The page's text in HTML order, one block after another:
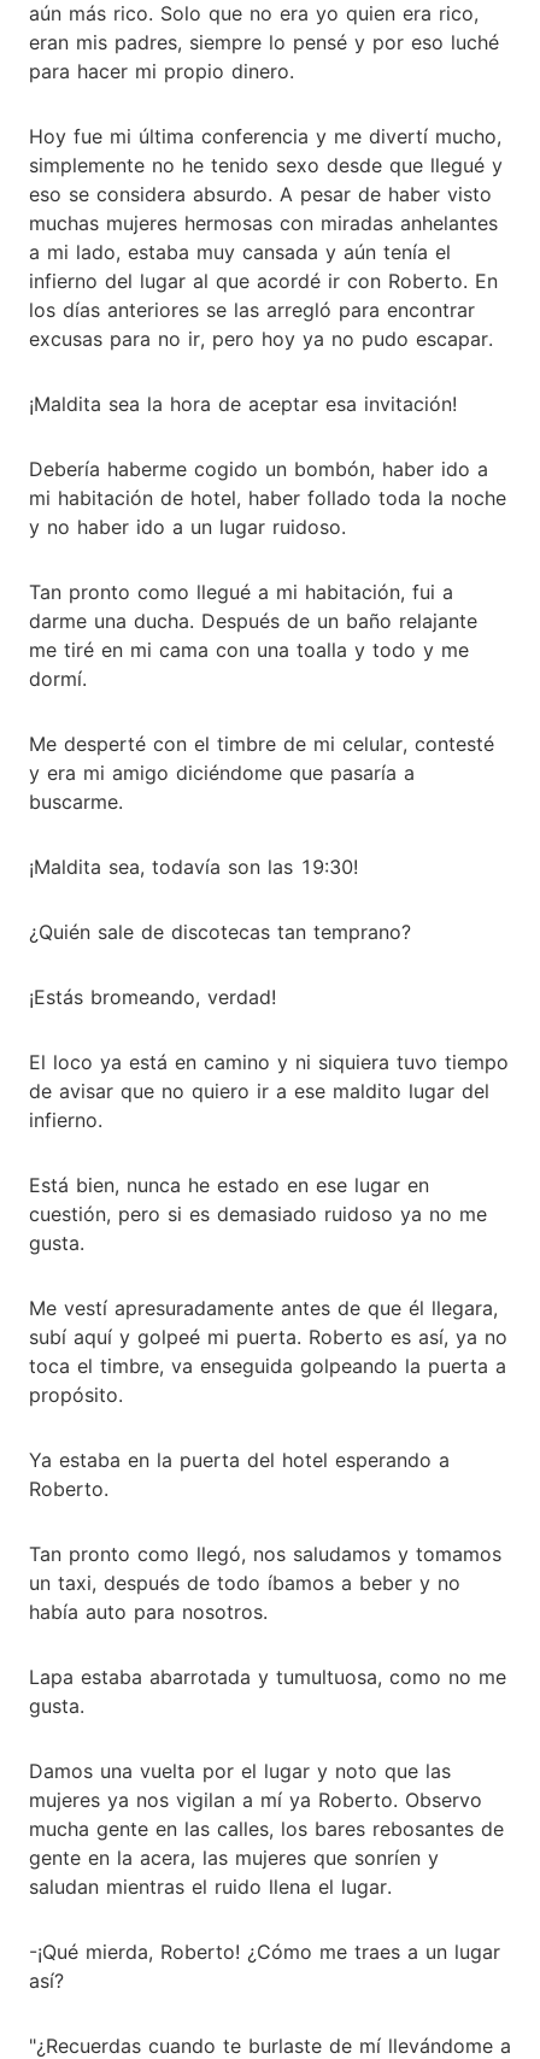
aún más rico. Solo que no era yo quien era rico,
eran mis padres, siempre lo pensé y por eso luché
para hacer mi propio dinero.
Hoy fue mi última conferencia y me divertí mucho,
simplemente no he tenido sexo desde que llegué y
eso se considera absurdo. A pesar de haber visto
muchas mujeres hermosas con miradas anhelantes
a mi lado, estaba muy cansada y aún tenía el
infierno del lugar al que acordé ir con Roberto. En
los días anteriores se las arregló para encontrar
excusas para no ir, pero hoy ya no pudo escapar.
¡Maldita sea la hora de aceptar esa invitación!
Debería haberme cogido un bombón, haber ido a
mi habitación de hotel, haber follado toda la noche
y no haber ido a un lugar ruidoso.
Tan pronto como llegué a mi habitación, fui a
darme una ducha. Después de un baño relajante
me tiré en mi cama con una toalla y todo y me
dormí.
Me desperté con el timbre de mi celular, contesté
y era mi amigo diciéndome que pasaría a
buscarme.
¡Maldita sea, todavía son las 19:30!
¿Quién sale de discotecas tan temprano?
¡Estás bromeando, verdad!
El loco ya está en camino y ni siquiera tuvo tiempo
de avisar que no quiero ir a ese maldito lugar del
infierno.
Está bien, nunca he estado en ese lugar en
cuestión, pero si es demasiado ruidoso ya no me
gusta.
Me vestí apresuradamente antes de que él llegara,
subí aquí y golpeé mi puerta. Roberto es así, ya no
toca el timbre, va enseguida golpeando la puerta a
propósito.
Ya estaba en la puerta del hotel esperando a
Roberto.
Tan pronto como llegó, nos saludamos y tomamos
un taxi, después de todo íbamos a beber y no
había auto para nosotros.
Lapa estaba abarrotada y tumultuosa, como no me
gusta.
Damos una vuelta por el lugar y noto que las
mujeres ya nos vigilan a mí ya Roberto. Observo
mucha gente en las calles, los bares rebosantes de
gente en la acera, las mujeres que sonríen y
saludan mientras el ruido llena el lugar.
-¡Qué mierda, Roberto! ¿Cómo me traes a un lugar
así?
"¿Recuerdas cuando te burlaste de mí llevándome a